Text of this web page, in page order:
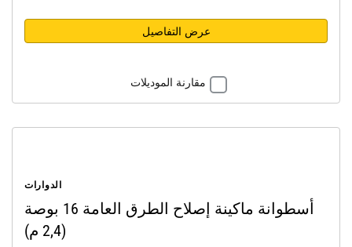
عرض التفاصيل
مقارنة الموديلات
الدوارات
أسطوانة ماكينة إصلاح الطرق العامة 16 بوصة
(2,4 م)